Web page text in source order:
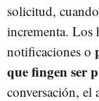
solicitud,
incrementa. Los
notificaciones o
que fingen ser
conversación, el